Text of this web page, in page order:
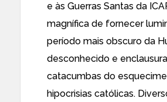
e às Guerras Santas da
magnífica de fornecer
período mais obscuro da
desconhecido e
catacumbas do
hipocrisias católicas.